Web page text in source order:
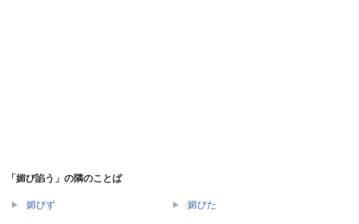
「媚び諂う」の隣のことば
媚びず 媚びた